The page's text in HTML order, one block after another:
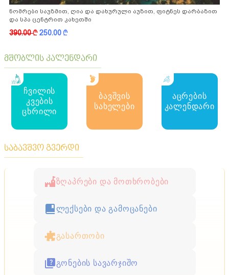
ნომრები საუზმით, ღია და დახურული აუზით, ფიტნეს დარბაზით
და სპა ცენტრით კახეთში
390.00k250.00k
მშობლის კალენდარი
ჩვილის
კვების
ცხრილი
ბავშვის
სახელები
აცრების
კალენდარი
საბავშვო გვერდი
ზღაპრები და მოთხრობები
ლექსები და გამოცანები
გასართობი
გონების სავარჯიშო